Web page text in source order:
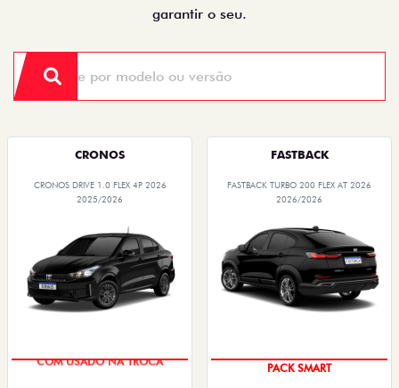
garantir o seu.
CRONOS
CRONOS DRIVE 1.0 FLEX 4P 2026
2025/2026
COM USADO NA TROCA
FASTBACK
FASTBACK TURBO 200 FLEX AT 2026
2026/2026
PACK SMART